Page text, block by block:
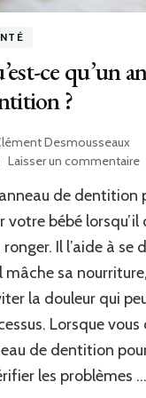
ce qu’un
?
Desmousseaux
Laisser un commentairesur
de dentition
votre bébé
Il l’aide à
mâche sa
la douleur qui
Lorsque vous
de dentition
les problèmes …